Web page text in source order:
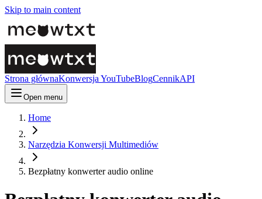
Skip to main content
Strona głównaKonwersja YouTubeBlogCennikAPI
Open menu
Home
Narzędzia Konwersji Multimediów
Bezpłatny konwerter audio online